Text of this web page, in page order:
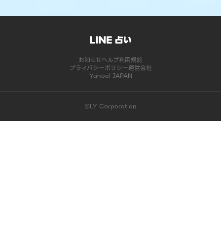
お知らせヘルプ利用規約
プライバシーポリシー運営会社
Yahoo! JAPAN
©LY Corporation
このコンテンツは掲載が終了しました | LINE占い